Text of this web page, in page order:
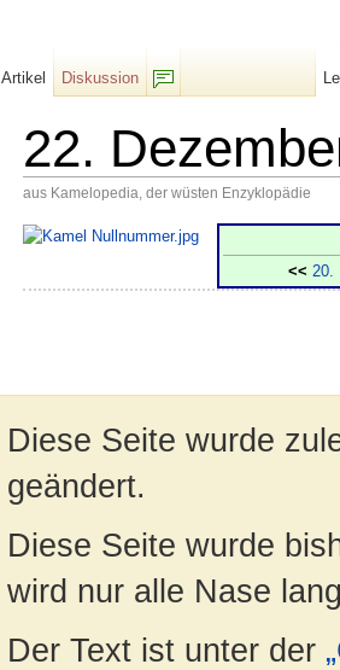
22.
aus Kamelopedia, der wüsten Enzyklopädie
<< 20.
Artikel
Diskussion
Diese Seite wurde
geändert.
Diese Seite wurde
wird nur alle Nase
Der Text ist unter der